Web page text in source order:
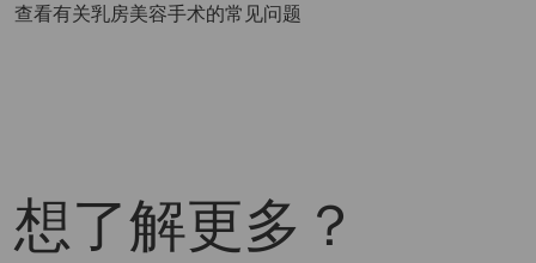
查看有关乳房美容手术的常见问题
想了解更多？